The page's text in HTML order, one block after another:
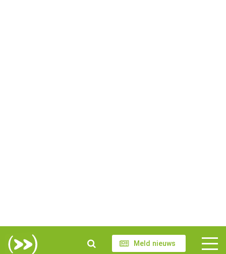
Meld nieuws